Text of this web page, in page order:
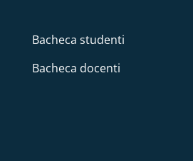
Bacheca studenti
Bacheca docenti